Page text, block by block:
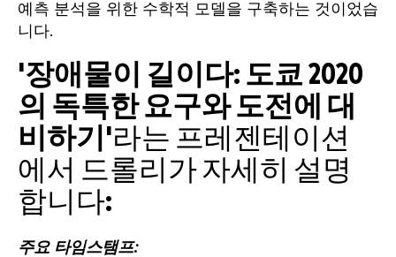
예측 분석을 위한 수학적 모델을 구축하는 것이었습
니다.
'장애물이 길이다: 도쿄 2020
의 독특한 요구와 도전에 대
비하기 '라는 프레젠테이션
에서 드롤리가 자세히 설명
합니다:
주요 타임스탬프: